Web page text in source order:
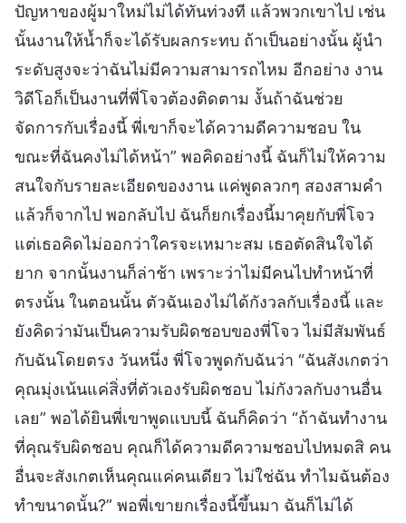
ปัญหาของผู้มาใหม่ไม่ได้ทันท่วงที แล้วพวกเขาไป เช่น
นั้นงานให้น้ำก็จะได้รับผลกระทบ ถ้าเป็นอย่างนั้น ผู้นำ
ระดับสูงจะว่าฉันไม่มีความสามารถไหม อีกอย่าง งาน
วิดีโอก็เป็นงานที่พี่โจวต้องติดตาม งั้นถ้าฉันช่วย
จัดการกับเรื่องนี้ พี่เขาก็จะได้ความดีความชอบ ใน
ขณะที่ฉันคงไม่ได้หน้า” พอคิดอย่างนี้ ฉันก็ไม่ให้ความ
สนใจกับรายละเอียดของงาน แค่พูดลวกๆ สองสามคำ
แล้วก็จากไป พอกลับไป ฉันก็ยกเรื่องนี้มาคุยกับพี่โจว
แต่เธอคิดไม่ออกว่าใครจะเหมาะสม เธอตัดสินใจได้
ยาก จากนั้นงานก็ล่าช้า เพราะว่าไม่มีคนไปทำหน้าที่
ตรงนั้น ในตอนนั้น ตัวฉันเองไม่ได้กังวลกับเรื่องนี้ และ
ยังคิดว่ามันเป็นความรับผิดชอบของพี่โจว ไม่มีสัมพันธ์
กับฉันโดยตรง วันหนึ่ง พี่โจวพูดกับฉันว่า “ฉันสังเกตว่า
คุณมุ่งเน้นแค่สิ่งที่ตัวเองรับผิดชอบ ไม่กังวลกับงานอื่น
เลย” พอได้ยินพี่เขาพูดแบบนี้ ฉันก็คิดว่า “ถ้าฉันทำงาน
ที่คุณรับผิดชอบ คุณก็ได้ความดีความชอบไปหมดสิ คน
อื่นจะสังเกตเห็นคุณแค่คนเดียว ไม่ใช่ฉัน ทำไมฉันต้อง
ทำขนาดนั้น?” พอพี่เขายกเรื่องนี้ขึ้นมา ฉันก็ไม่ได้